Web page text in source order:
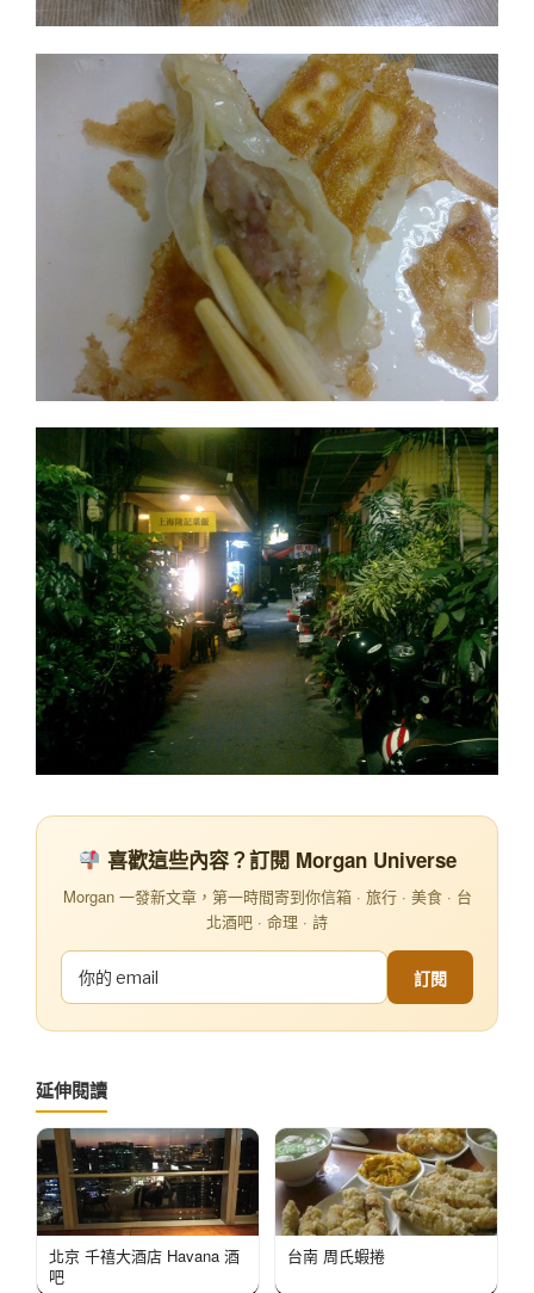
喜歡這些內容？訂閱 Morgan Universe
Morgan 一發新文章，第一時間寄到你信箱 · 旅行 · 美食 · 台
北酒吧 · 命理 · 詩
訂閱
延伸閱讀
北京 千禧大酒店 Havana 酒
吧
台南 周氏蝦捲